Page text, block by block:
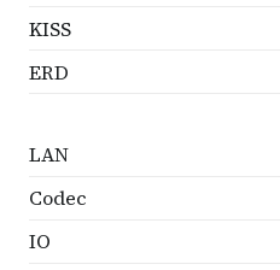
KISS
ERD
LAN
Codec
IO